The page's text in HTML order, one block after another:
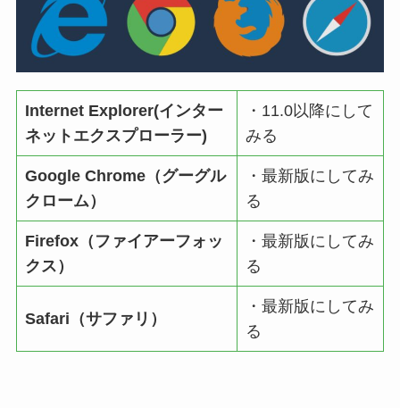
Internet Explorer(インター
ネットエクスプローラー)
・11.0以降にして
みる
Google Chrome（グーグル
クローム）
・最新版にしてみ
る
Firefox（ファイアーフォッ
クス）
・最新版にしてみ
る
Safari（サファリ）
・最新版にしてみ
る